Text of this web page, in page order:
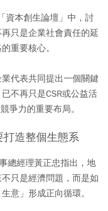
資本創生論壇」中，討
只是企業社會責任的延
重要核心。
代表共同提出一個關鍵
不再只是CSR或公益活
爭力的重要布局。
造整個生態系
總經理黃正忠指出，地
只是經濟問題，而是如
意」形成正向循環。